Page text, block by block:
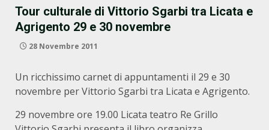
Tour culturale di Vittorio Sgarbi tra Licata e
Agrigento 29 e 30 novembre
28 Novembre 2011
Un ricchissimo carnet di appuntamenti il 29 e 30
novembre per Vittorio Sgarbi tra Licata e Agrigento.
29 novembre ore 19.00 Licata teatro Re Grillo